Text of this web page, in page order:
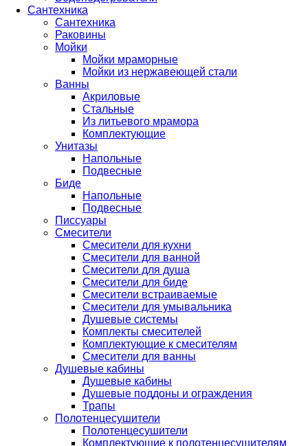
Сантехника
Сантехника
Раковины
Мойки
Мойки мраморные
Мойки из нержавеющей стали
Ванны
Акриловые
Стальные
Из литьевого мрамора
Комплектующие
Унитазы
Напольные
Подвесные
Биде
Напольные
Подвесные
Писсуары
Смесители
Смесители для кухни
Смесители для ванной
Смесители для душа
Смесители для биде
Смесители встраиваемые
Смесители для умывальника
Душевые системы
Комплекты смесителей
Комплектующие к смесителям
Смесители для ванны
Душевые кабины
Душевые кабины
Душевые поддоны и ограждения
Трапы
Полотенцесушители
Полотенцесушители
Комплектующие к полотенцесушителям